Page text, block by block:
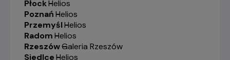
Płock-
Helios
Poznań-
Helios
Przemyśl-
Helios
Radom-
Helios
Rzeszów-
Galeria Rzeszów
Siedlce-
Helios